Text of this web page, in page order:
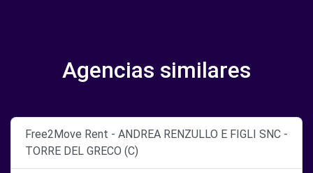
Agencias similares
Free2Move Rent - ANDREA RENZULLO E FIGLI SNC -
TORRE DEL GRECO (C)